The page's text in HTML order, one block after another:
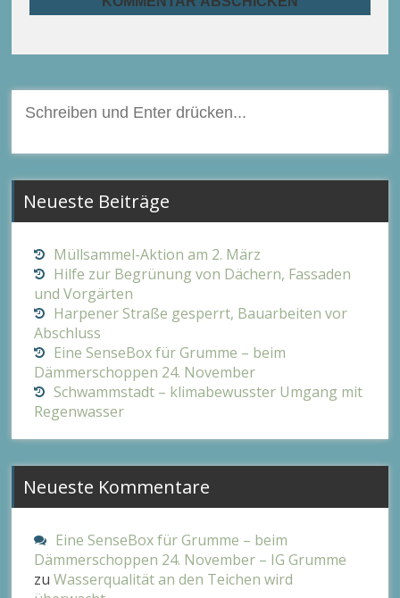
nach:
Neueste Beiträge
Müllsammel-Aktion am 2. März
Hilfe zur Begrünung von Dächern, Fassaden
und Vorgärten
Harpener Straße gesperrt, Bauarbeiten vor
Abschluss
Eine SenseBox für Grumme – beim
Dämmerschoppen 24. November
Schwammstadt – klimabewusster Umgang mit
Regenwasser
Neueste Kommentare
Eine SenseBox für Grumme – beim
Dämmerschoppen 24. November – IG Grumme
zuWasserqualität an den Teichen wird